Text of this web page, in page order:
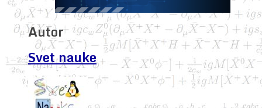
Autor
Svet nauke